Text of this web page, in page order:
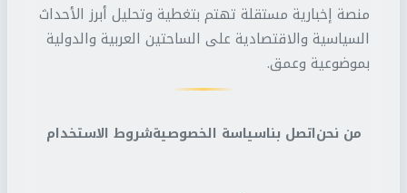
منصة إخبارية مستقلة تهتم بتغطية وتحليل أبرز الأحداث
السياسية والاقتصادية على الساحتين العربية والدولية
بموضوعية وعمق.
من نحناتصل بناسياسة الخصوصيةشروط الاستخدام